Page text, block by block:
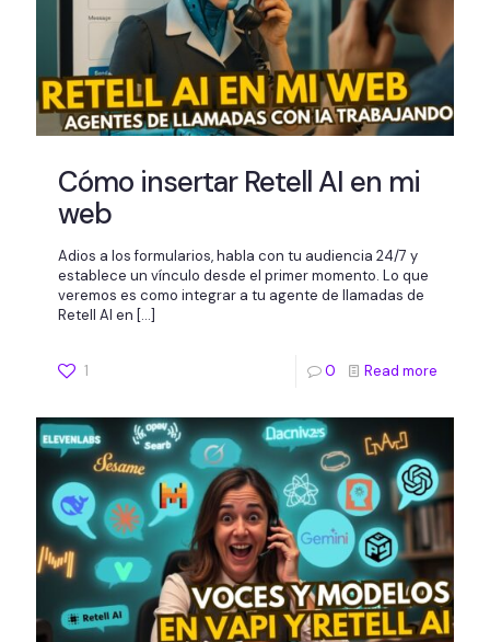
Cómo insertar Retell AI en mi
web
Adios a los formularios, habla con tu audiencia 24/7 y
establece un vínculo desde el primer momento. Lo que
veremos es como integrar a tu agente de llamadas de
Retell AI en […]
1 0 Read more